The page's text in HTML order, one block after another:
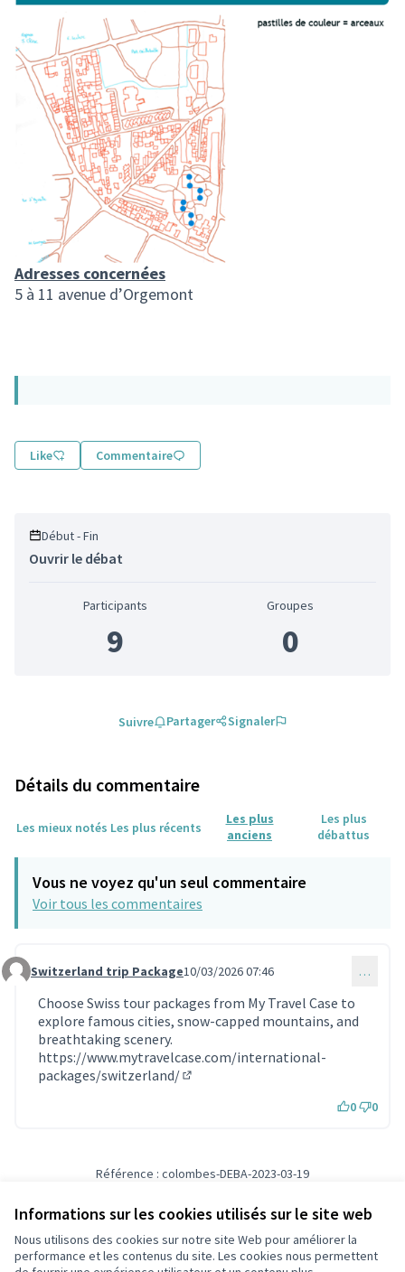
Informations sur les cookies utilisés sur le site web
Nous utilisons des cookies sur notre site Web pour améliorer la
performance et les contenus du site. Les cookies nous permettent
Adresses concernées
5 à 11 avenue d’Orgemont
Like Commentaire
Début - Fin
Ouvrir le débat
Participants
9
Groupes
0
Suivre Partager Signaler
Détails du commentaire
Les mieux notés Les plus récents
Les plus
anciens
Les plus
débattus
Vous ne voyez qu'un seul commentaire
Voir tous les commentaires
Commentaire 2184 (réponse au commentaire 2183)
Switzerland trip Package10/03/2026 07:46 …
Choose Swiss tour packages from My Travel Case to
explore famous cities, snow-capped mountains, and
breathtaking scenery.
https://www.mytravelcase.com/international-
packages/switzerland/
0 0
Référence : colombes-DEBA-2023-03-19
Conditions d'utilisation
Paramètres des cookies